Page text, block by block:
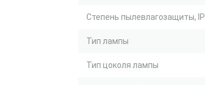
Степень пылевлагозащиты, IP
Тип лампы
Тип цоколя лампы